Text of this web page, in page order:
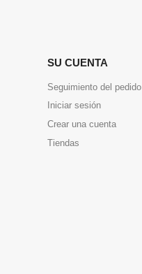
SU CUENTA
Seguimiento del pedido
Iniciar sesión
Crear una cuenta
Tiendas